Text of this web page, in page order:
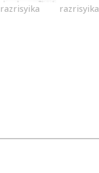
razrisyika razrisyika